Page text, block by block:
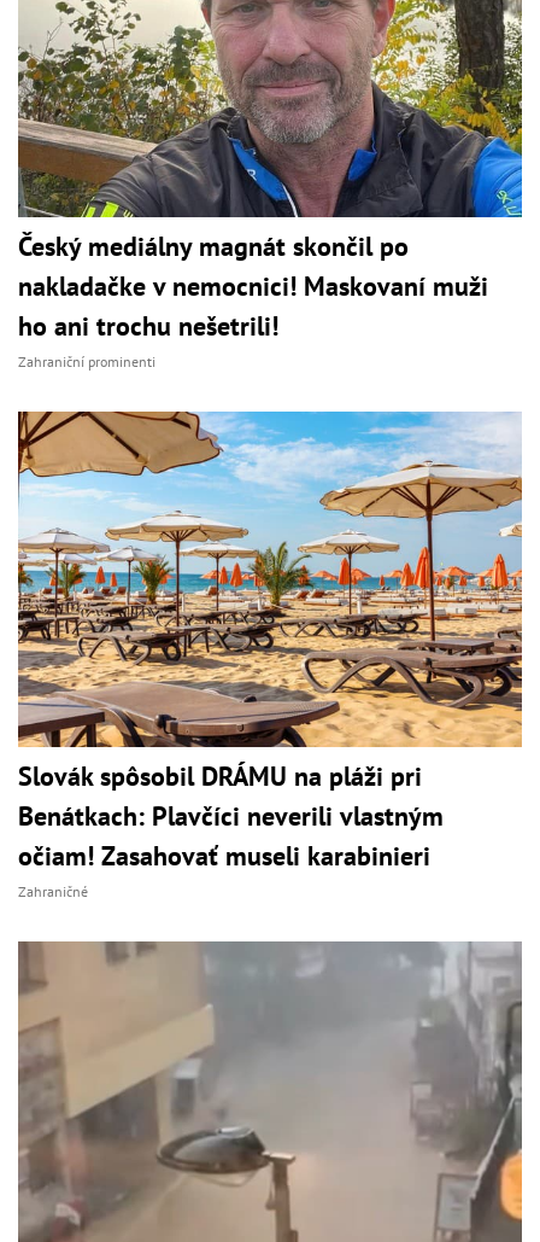
Český mediálny magnát skončil po
nakladačke v nemocnici! Maskovaní muži
ho ani trochu nešetrili!
Zahraniční prominenti
Slovák spôsobil DRÁMU na pláži pri
Benátkach: Plavčíci neverili vlastným
očiam! Zasahovať museli karabinieri
Zahraničné